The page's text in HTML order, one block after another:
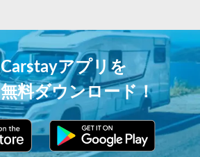
Carstayアプリを
無料ダウンロード！